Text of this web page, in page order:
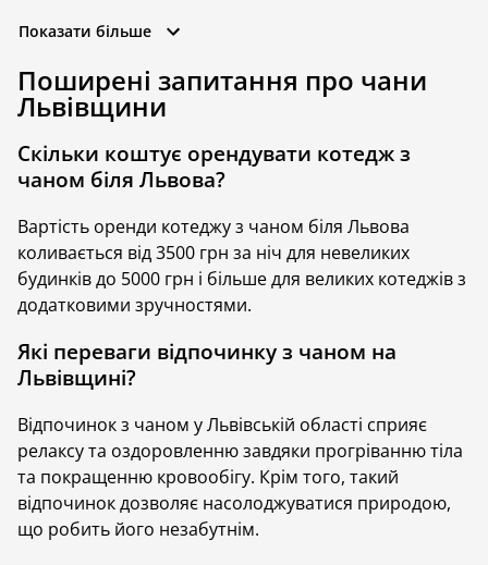
Особливо популярними серед відпочивальників у
відкритому повітрі, які дозволяють насолодитися
теплом просто неба навіть у морозну погоду.
відпочинок, або можуть стати основною розвагою
для розслаблення тіла і повного оновлення
Відпочинок біля Львова з чаном дозволяє відчути
небувалий прилив енергії, дарує релакс,
оздоровлення та часто можливість насолодитися
розкішними краєвидами. Тож які ціни на житло з
Далі поговоримо про це детальніше
Чани у Львівській області
Чани Львівщини — це справжня знахідка для тих,
хто прагне поєднати комфортний відпочинок та
оздоровлення. Тут чимало будиночків, які мають
приватні чани просто на терасі. Зазвичай такі
Показати більше
Поширені запитання про чани
Львівщини
Скільки коштує орендувати котедж з
чаном біля Львова?
Вартість оренди котеджу з чаном біля Львова
коливається від 3500 грн за ніч для невеликих
будинків до 5000 грн і більше для великих котеджів з
додатковими зручностями.
Які переваги відпочинку з чаном на
Львівщині?
Відпочинок з чаном у Львівській області сприяє
релаксу та оздоровленню завдяки прогріванню тіла
та покращенню кровообігу. Крім того, такий
відпочинок дозволяє насолоджуватися природою,
що робить його незабутнім.